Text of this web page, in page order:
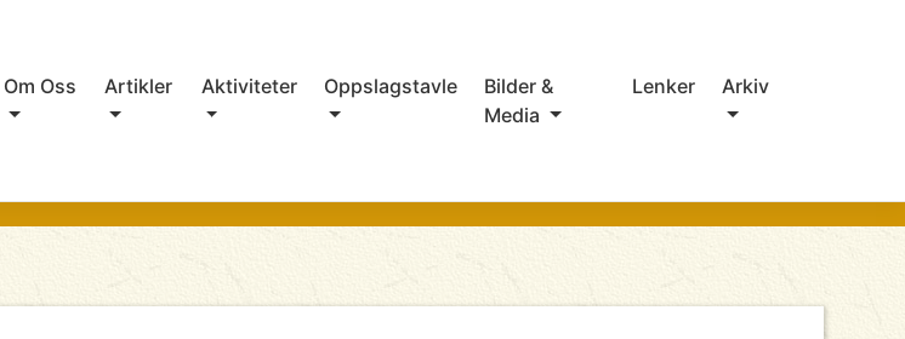
Om Oss Artikler Aktiviteter Oppslagstavle
Bilder &
Media
Lenker Arkiv